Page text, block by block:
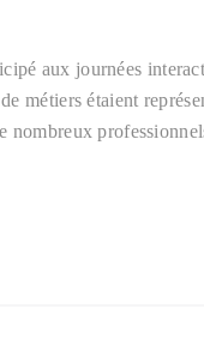
aux journées
métiers étaient
nombreux